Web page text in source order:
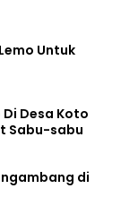
Untuk
Desa Koto
Sabu-sabu
di